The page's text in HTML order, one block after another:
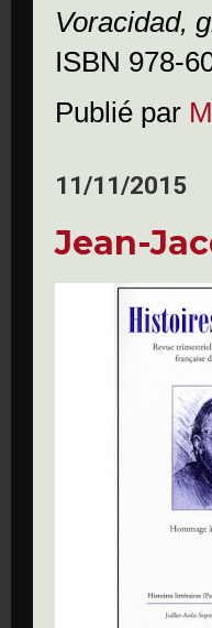
Voracidad,
ISBN 978-
Publié par
11/11/2015
Jean-